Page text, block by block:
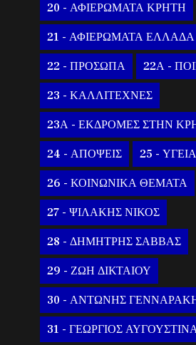
20 - ΑΦΙΕΡΩΜΑΤΑ ΚΡΗΤΗ
21 - ΑΦΙΕΡΩΜΑΤΑ ΕΛΛΑΔΑ
22 - ΠΡΟΣΩΠΑ 22Α -
23 - ΚΑΛΛΙΤΕΧΝΕΣ
23Α - ΕΚΔΡΟΜΕΣ ΣΤΗΝ
24 - ΑΠΟΨΕΙΣ 25 - ΥΓΕΙΑ
26 - ΚΟΙΝΩΝΙΚΑ ΘΕΜΑΤΑ
27 - ΨΙΛΑΚΗΣ ΝΙΚΟΣ
28 - ΔΗΜΗΤΡΗΣ ΣΑΒΒΑΣ
29 - ΖΩΗ ΔΙΚΤΑΙΟΥ
30 - ΑΝΤΩΝΗΣ
31 - ΓΕΩΡΓΙΟΣ